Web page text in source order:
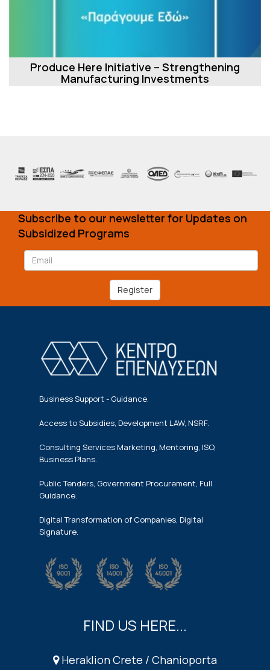
Produce Here Initiative – Strengthening
Manufacturing Investments
Subscribe to our newsletter for Updates on
Subsidized Programs
Register
Business Support - Guidance.
Access to Subsidies, Development LAW, NSRF.
Consulting Services Marketing, Mentoring, ISO,
Business Plans.
Public Tenders, Government Procurement, Full
Guidance.
Digital Transformation of Companies, Digital
Signature.
FIND US HERE...
Heraklion Crete / Chanioporta